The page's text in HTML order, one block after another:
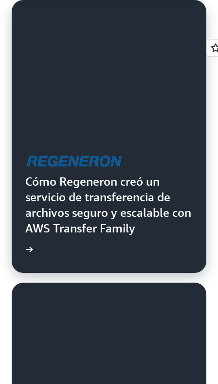
Cómo Regeneron creó un
servicio de transferencia de
archivos seguro y escalable con
AWS Transfer Family